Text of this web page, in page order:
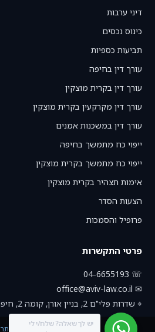
דיני ערבות
כינוס נכסים
תביעות כספיות
עורך דין בחיפה
עורך דין בקרית מוצקין
עורך דין מקרקעין בקרית מוצקין
עורך דין במשכנות אמנים
ייפוי כח מתמשך בחיפה
ייפוי כח מתמשך בקרית מוצקין
אימות תצהיר בקרית מוצקין
הצעות הסדר
פרופיל והסמכות
פרטי התקשרות
☏ 04-6655193
✉ office@aviv-law.co.il
⌖ שדרות פלי"ם 2, בניין אורן, קומה 2, חיפה
תנאי שימוש באתר
יש לך שאלה? שלח/י לי